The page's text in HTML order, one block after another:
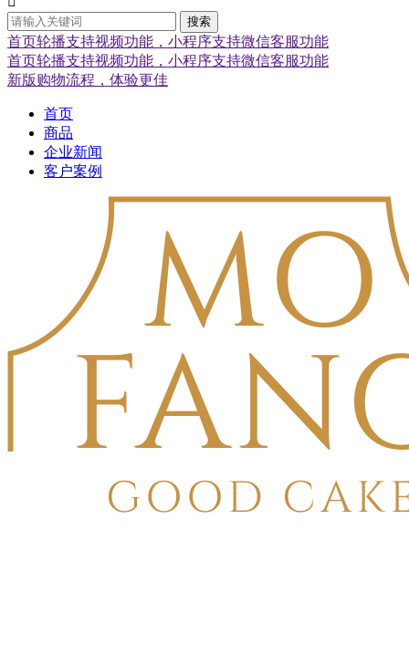
搜索
首页轮播支持视频功能，小程序支持微信客服功能
首页轮播支持视频功能，小程序支持微信客服功能
新版购物流程，体验更佳
首页
商品
企业新闻
客户案例